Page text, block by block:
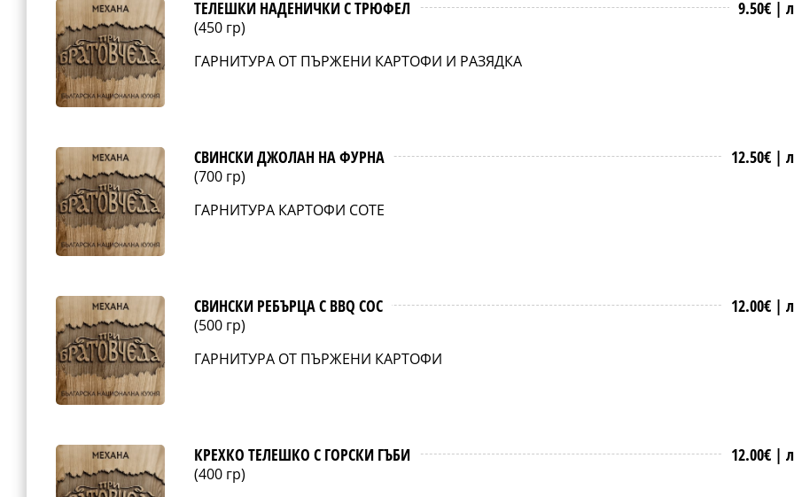
ТЕЛЕШКИ НАДЕНИЧКИ С ТРЮФЕЛ 9.50€ |
(450 гр)
ГАРНИТУРА ОТ ПЪРЖЕНИ КАРТОФИ И РАЗЯДКА
СВИНСКИ ДЖОЛАН НА ФУРНА 12.50€ |
(700 гр)
ГАРНИТУРА КАРТОФИ СОТЕ
СВИНСКИ РЕБЪРЦА С BBQ СОС 12.00€ |
(500 гр)
ГАРНИТУРА ОТ ПЪРЖЕНИ КАРТОФИ
КРЕХКО ТЕЛЕШКО С ГОРСКИ ГЪБИ 12.00€ |
(400 гр)